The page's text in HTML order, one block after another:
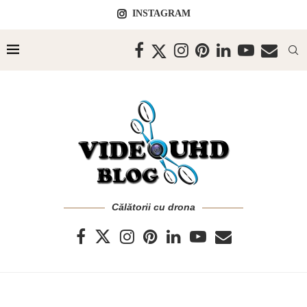
INSTAGRAM
Călătorii cu drona